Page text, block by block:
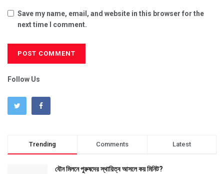
Save my name, email, and website in this browser for the
next time I comment.
Follow Us
Trending Comments Latest
যৌন মিলনে পুরুষদের স্থায়িত্ব আসলে কয় মিনিট?